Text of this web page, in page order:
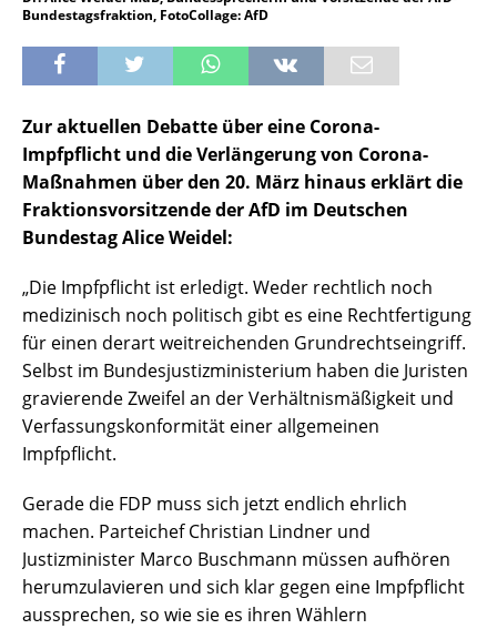
Bundestagsfraktion, FotoCollage: AfD
Zur aktuellen Debatte über eine Corona-
Impfpflicht und die Verlängerung von Corona-
Maßnahmen über den 20. März hinaus erklärt die
Fraktionsvorsitzende der AfD im Deutschen
Bundestag Alice Weidel:
„Die Impfpflicht ist erledigt. Weder rechtlich noch
medizinisch noch politisch gibt es eine Rechtfertigung
für einen derart weitreichenden Grundrechtseingriff.
Selbst im Bundesjustizministerium haben die Juristen
gravierende Zweifel an der Verhältnismäßigkeit und
Verfassungskonformität einer allgemeinen
Impfpflicht.
Gerade die FDP muss sich jetzt endlich ehrlich
machen. Parteichef Christian Lindner und
Justizminister Marco Buschmann müssen aufhören
herumzulavieren und sich klar gegen eine Impfpflicht
aussprechen, so wie sie es ihren Wählern